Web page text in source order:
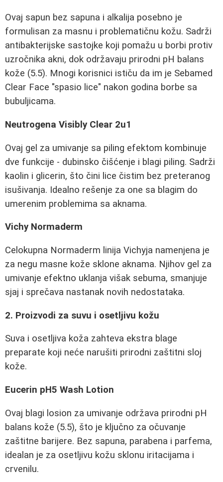
Ovaj sapun bez sapuna i alkalija posebno je
formulisan za masnu i problematičnu kožu. Sadrži
antibakterijske sastojke koji pomažu u borbi protiv
uzročnika akni, dok održavaju prirodni pH balans
kože (5.5). Mnogi korisnici ističu da im je Sebamed
Clear Face "spasio lice" nakon godina borbe sa
bubuljicama.
Neutrogena Visibly Clear 2u1
Ovaj gel za umivanje sa piling efektom kombinuje
dve funkcije - dubinsko čišćenje i blagi piling. Sadrži
kaolin i glicerin, što čini lice čistim bez preteranog
isušivanja. Idealno rešenje za one sa blagim do
umerenim problemima sa aknama.
Vichy Normaderm
Celokupna Normaderm linija Vichyja namenjena je
za negu masne kože sklone aknama. Njihov gel za
umivanje efektno uklanja višak sebuma, smanjuje
sjaj i sprečava nastanak novih nedostataka.
2. Proizvodi za suvu i osetljivu kožu
Suva i osetljiva koža zahteva ekstra blage
preparate koji neće narušiti prirodni zaštitni sloj
kože.
Eucerin pH5 Wash Lotion
Ovaj blagi losion za umivanje održava prirodni pH
balans kože (5.5), što je ključno za očuvanje
zaštitne barijere. Bez sapuna, parabena i parfema,
idealan je za osetljivu kožu sklonu iritacijama i
crvenilu.